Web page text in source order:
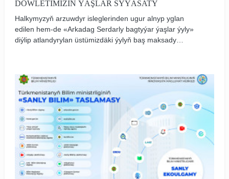
DÖWLETIMIZIŇ ÝAŞLAR SYÝASATY
Halkymyzyň arzuwdyr isleglerinden ugur alnyp yglan
edilen hem-de «Arkadag Serdarly bagtyýar ýaşlar ýyly»
diýlip atlandyrylan üstümizdäki ýylyň baş maksady
ynsanperwerlik, zähmetsöýerlik ruhunda terbiýelemekden,
olaryň jemgyýetçilik-syýasy işjeňligini, şahsy
başlangyçlaryny goldamakdan we höweslendirmekden
ybaratdyr.